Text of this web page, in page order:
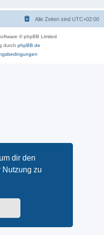
dir den
Nutzung zu
Alle Zeiten sind UTC+02:00
© phpBB Limited
durch phpBB.de